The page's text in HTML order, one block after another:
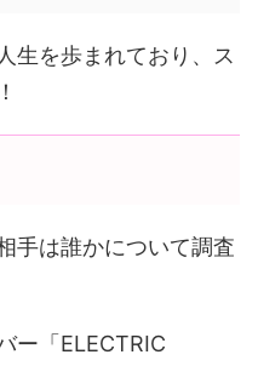
生を歩まれており、ス
手は誰かについて調査
ー「ELECTRIC